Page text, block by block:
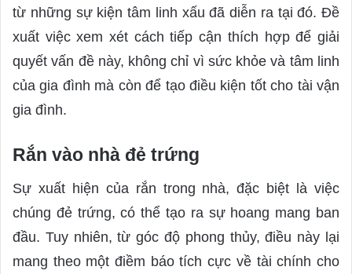
từ những sự kiện tâm linh xấu đã diễn ra tại đó. Đề
xuất việc xem xét cách tiếp cận thích hợp để giải
quyết vấn đề này, không chỉ vì sức khỏe và tâm linh
của gia đình mà còn để tạo điều kiện tốt cho tài vận
gia đình.
Rắn vào nhà đẻ trứng
Sự xuất hiện của rắn trong nhà, đặc biệt là việc
chúng đẻ trứng, có thể tạo ra sự hoang mang ban
đầu. Tuy nhiên, từ góc độ phong thủy, điều này lại
mang theo một điềm báo tích cực về tài chính cho